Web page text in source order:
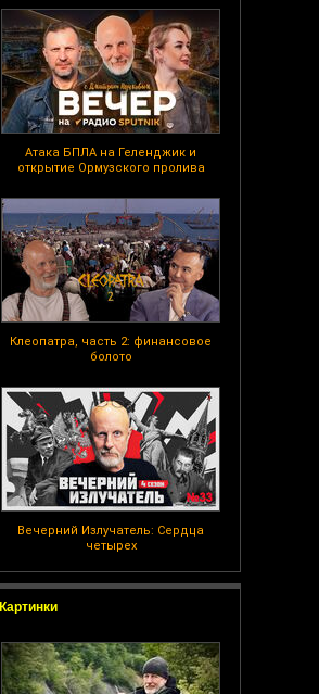
Атака БПЛА на Геленджик и
открытие Ормузского пролива
Клеопатра, часть 2: финансовое
болото
Вечерний Излучатель: Сердца
четырех
Картинки